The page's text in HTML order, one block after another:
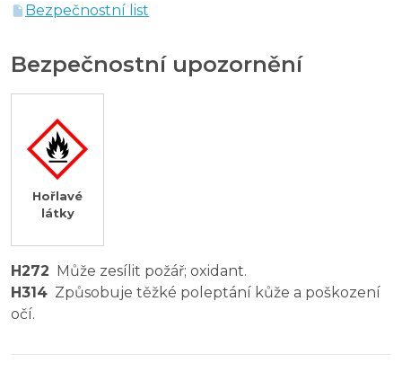
Bezpečnostní list
Bezpečnostní upozornění
Hořlavé
látky
H272 Může zesílit požář; oxidant.
H314 Způsobuje těžké poleptání kůže a poškození
očí.